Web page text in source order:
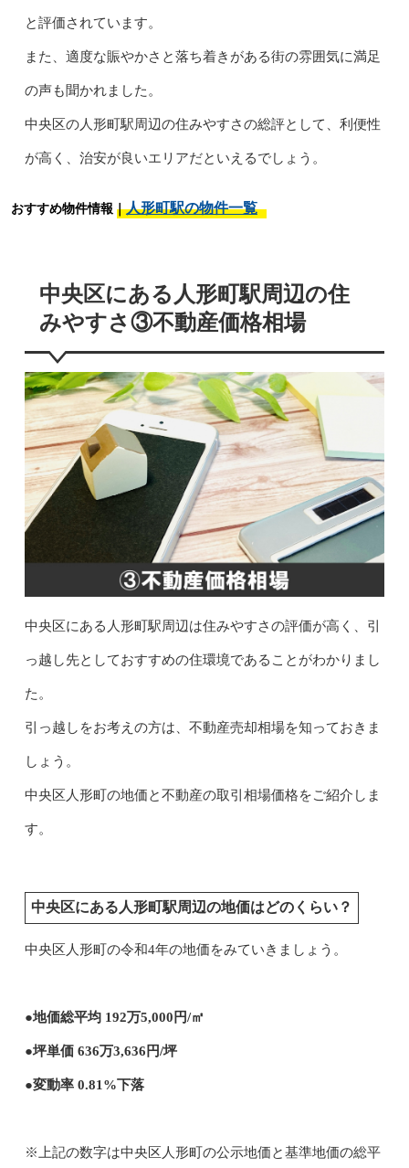
と評価されています。
また、適度な賑やかさと落ち着きがある街の雰囲気に満足
の声も聞かれました。
中央区の人形町駅周辺の住みやすさの総評として、利便性
が高く、治安が良いエリアだといえるでしょう。
おすすめ物件情報｜人形町駅の物件一覧
中央区にある人形町駅周辺の住
みやすさ③不動産価格相場
中央区にある人形町駅周辺は住みやすさの評価が高く、引
っ越し先としておすすめの住環境であることがわかりまし
た。
引っ越しをお考えの方は、不動産売却相場を知っておきま
しょう。
中央区人形町の地価と不動産の取引相場価格をご紹介しま
す。
中央区にある人形町駅周辺の地価はどのくらい？
中央区人形町の令和4年の地価をみていきましょう。
●地価総平均 192万5,000円/㎡
●坪単価 636万3,636円/坪
●変動率 0.81%下落
※上記の数字は中央区人形町の公示地価と基準地価の総平